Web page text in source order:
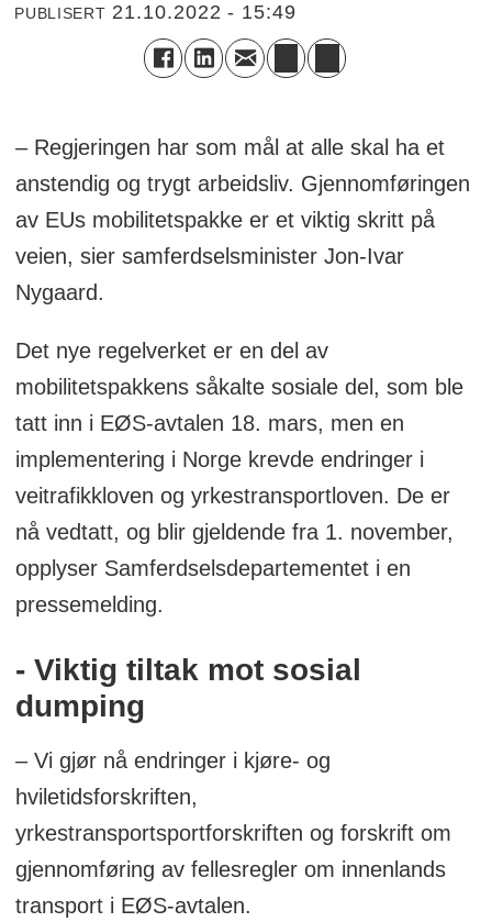
PUBLISERT 21.10.2022 - 15:49
– Regjeringen har som mål at alle skal ha et
anstendig og trygt arbeidsliv. Gjennomføringen
av EUs mobilitetspakke er et viktig skritt på
veien, sier samferdselsminister Jon-Ivar
Nygaard.
Det nye regelverket er en del av
mobilitetspakkens såkalte sosiale del, som ble
tatt inn i EØS-avtalen 18. mars, men en
implementering i Norge krevde endringer i
veitrafikkloven og yrkestransportloven. De er
nå vedtatt, og blir gjeldende fra 1. november,
opplyser Samferdselsdepartementet i en
pressemelding.
- Viktig tiltak mot sosial
dumping
– Vi gjør nå endringer i kjøre- og
hviletidsforskriften,
yrkestransportsportforskriften og forskrift om
gjennomføring av fellesregler om innenlands
transport i EØS-avtalen.